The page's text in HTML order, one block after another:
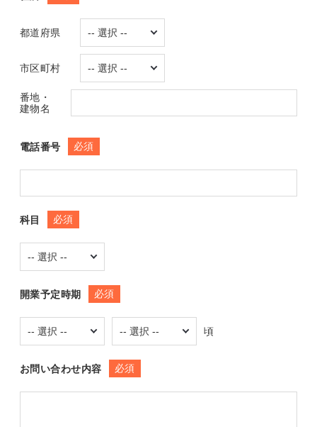
都道府県
市区町村
番地・
建物名
電話番号 必須
科目 必須
開業予定時期 必須
頃
お問い合わせ内容 必須